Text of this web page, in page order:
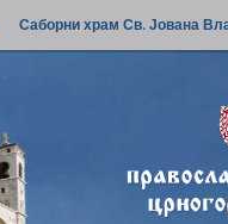
Саборни храм Св. Јована